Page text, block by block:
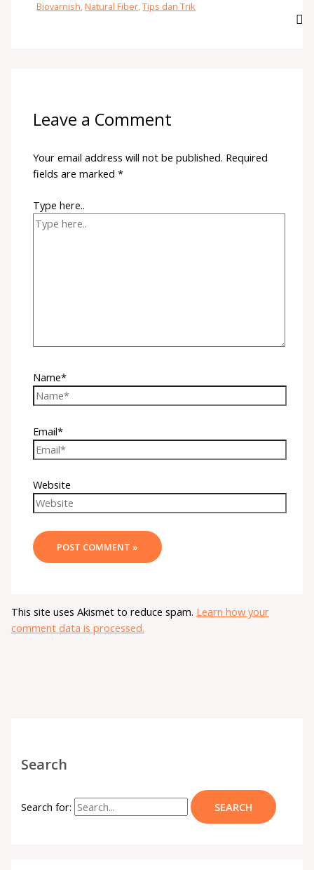
Biovarnish,Natural Fiber,Tips dan Trik
Leave a Comment
Your email address will not be published. Required
fields are marked*
Type here..
Name*
Email*
Website
This site uses Akismet to reduce spam. Learn how your
comment data is processed.
Search
Search for: